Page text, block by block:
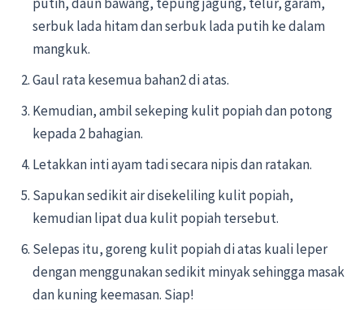
serbuk lada hitam dan serbuk lada putih ke dalam
mangkuk.
Gaul rata kesemua bahan2 di atas.
Kemudian, ambil sekeping kulit popiah dan potong
kepada 2 bahagian.
Letakkan inti ayam tadi secara nipis dan ratakan.
Sapukan sedikit air disekeliling kulit popiah,
kemudian lipat dua kulit popiah tersebut.
Selepas itu, goreng kulit popiah di atas kuali leper
dengan menggunakan sedikit minyak sehingga masak
dan kuning keemasan. Siap!